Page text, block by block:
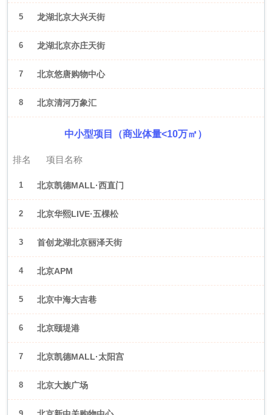
5 龙湖北京大兴天街
6 龙湖北京亦庄天街
7 北京悠唐购物中心
8 北京清河万象汇
中小型项目（商业体量<10万㎡）
排名 项目名称
1 北京凯德MALL·西直门
2 北京华熙LIVE·五棵松
3 首创龙湖北京丽泽天街
4 北京APM
5 北京中海大吉巷
6 北京颐堤港
7 北京凯德MALL·太阳宫
8 北京大族广场